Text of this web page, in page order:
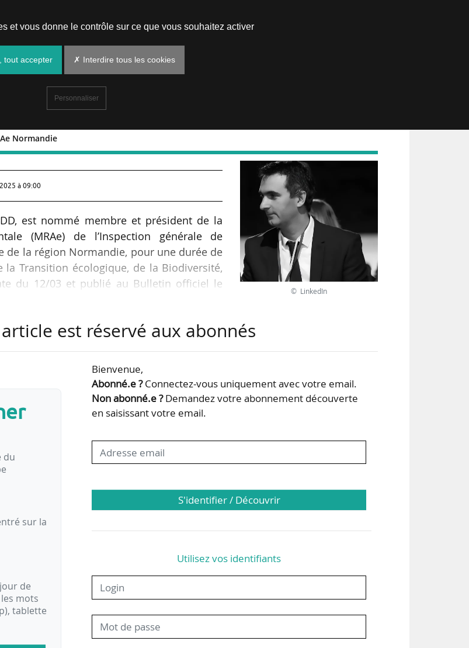
Normandie
de la MRAe Normandie
à 09:00
est nommé membre et président de la
(MRAe) de l’Inspection générale de
de la région Normandie, pour une durée de
Transition écologique, de la Biodiversité,
du 12/03 et publié au Bulletin officiel le
inspecteur général à l’IGEDD.
de Ségolène Royal avant de devenir chargé
© LinkedIn
article est réservé aux abonnés
du
sur la
de
mots
tablette
Bienvenue,
Abonné.e ?Connectez-vous uniquement avec votre email.
Non abonné.e ?Demandez votre abonnement découverte
en saisissant votre email.
S'identifier / Découvrir
Utilisez vos identifiants
et vous donne le contrôle sur ce que vous souhaitez activer
tout accepter ✗ Interdire tous les cookies
Personnaliser